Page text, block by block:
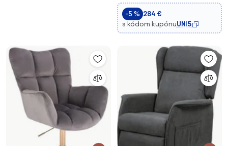
Pocket Springs, Relaxačné
Kreslo d
-5 % 284 €
s kódom kupónuUNI5